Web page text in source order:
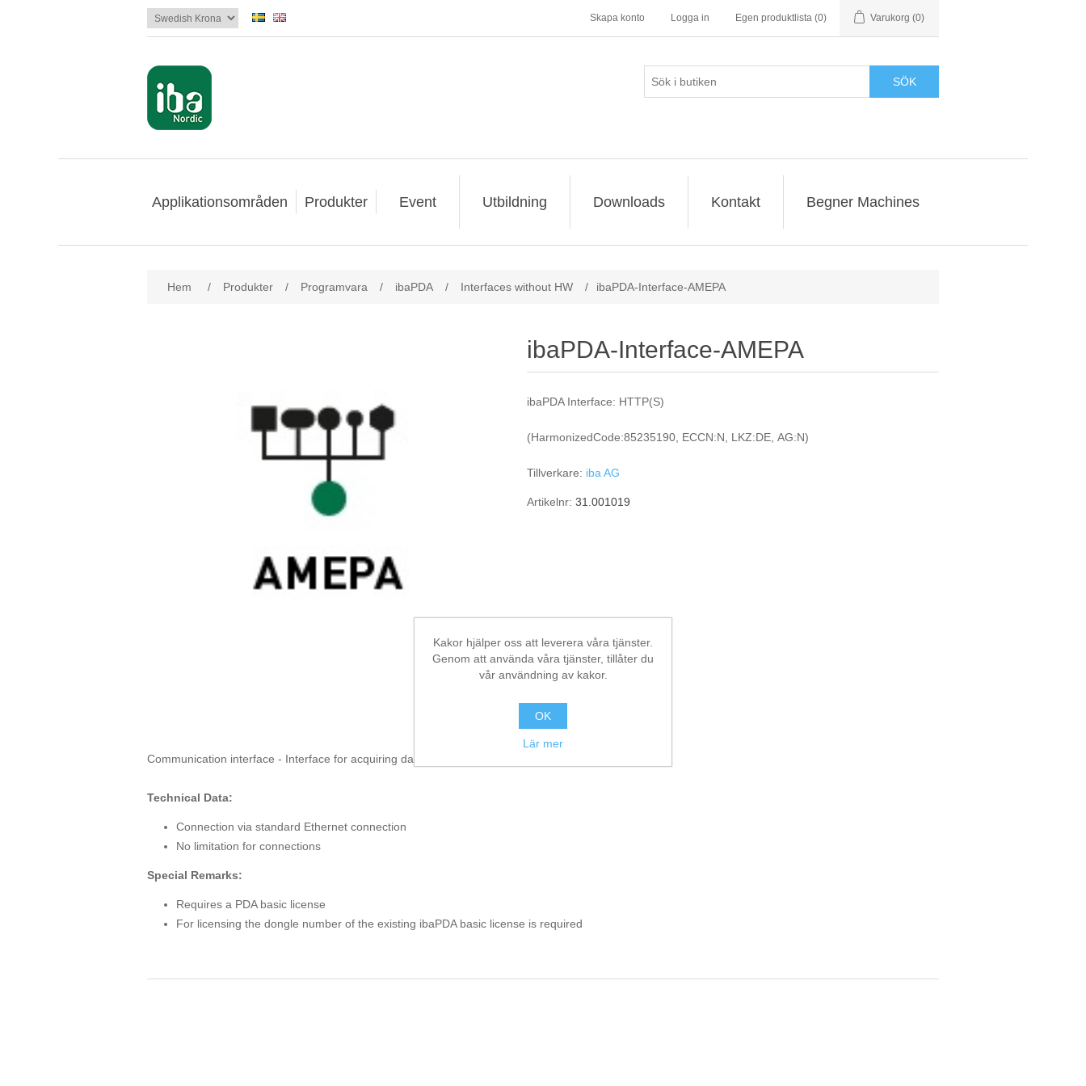
Skapa konto Logga in Egen produktlista (0) Varukorg (0)
SÖK
Applikationsområden Produkter Event Utbildning Downloads Kontakt Begner Machines
Hem / Produkter / Programvara / ibaPDA / Interfaces without HW / ibaPDA-Interface-AMEPA
ibaPDA-Interface-AMEPA
ibaPDA Interface: HTTP(S)
(HarmonizedCode:85235190, ECCN:N, LKZ:DE, AG:N)
Tillverkare: iba AG
Artikelnr: 31.001019
Communication interface - Interface for acquiring data
Technical Data:
Connection via standard Ethernet connection
No limitation for connections
Special Remarks:
Requires a PDA basic license
For licensing the dongle number of the existing ibaPDA basic license is required
Kakor hjälper oss att leverera våra tjänster.
Genom att använda våra tjänster, tillåter du
vår användning av kakor.
OK
Lär mer